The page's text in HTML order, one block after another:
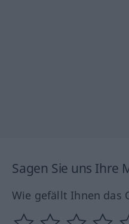
Sagen Sie uns Ihre
Wie gefällt Ihnen das